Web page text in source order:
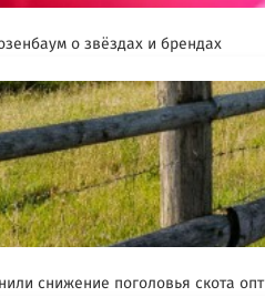
о звёздах и брендах
снижение поголовья скота